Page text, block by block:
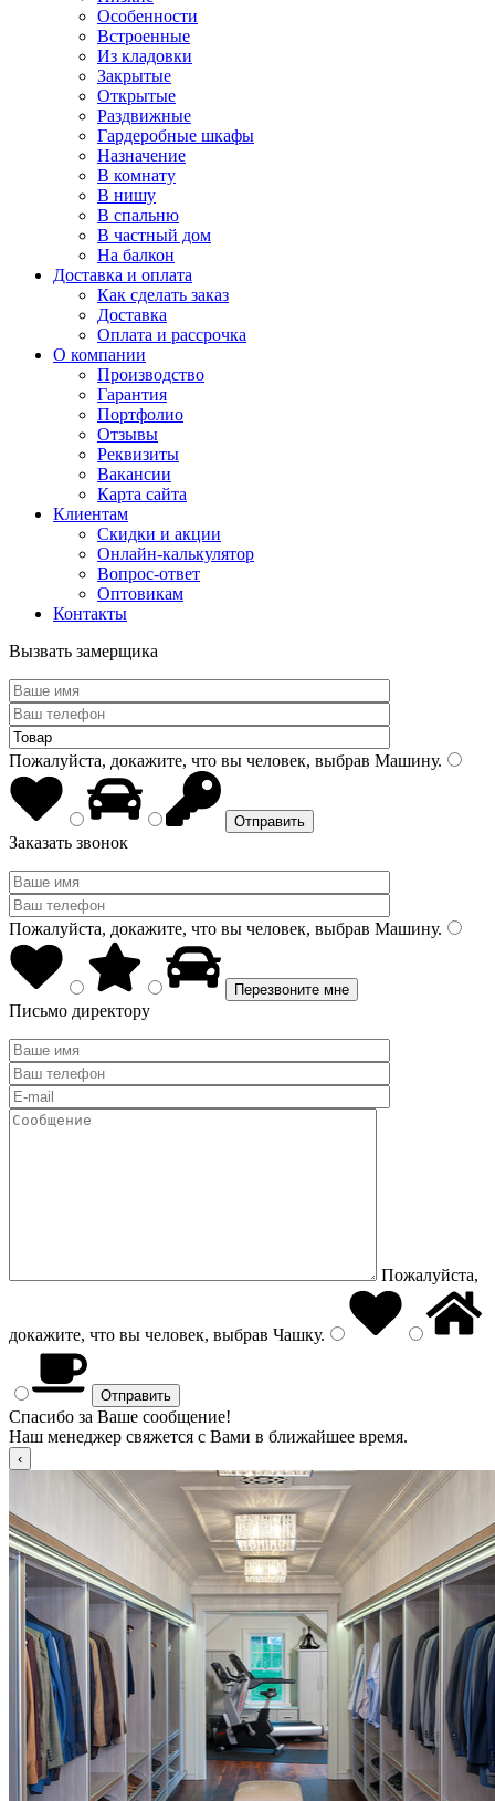
Особенности
Встроенные
Из кладовки
Закрытые
Открытые
Раздвижные
Гардеробные шкафы
Назначение
В комнату
В нишу
В спальню
В частный дом
На балкон
Доставка и оплата
Как сделать заказ
Доставка
Оплата и рассрочка
О компании
Производство
Гарантия
Портфолио
Отзывы
Реквизиты
Вакансии
Карта сайта
Клиентам
Скидки и акции
Онлайн-калькулятор
Вопрос-ответ
Оптовикам
Контакты
Вызвать замерщика
Пожалуйста, докажите, что вы человек, выбрав Машину.
Заказать звонок
Пожалуйста, докажите, что вы человек, выбрав Машину.
Письмо директору
Пожалуйста,
докажите, что вы человек, выбрав Чашку.
Спасибо за Ваше сообщение!
Наш менеджер свяжется с Вами в ближайшее время.